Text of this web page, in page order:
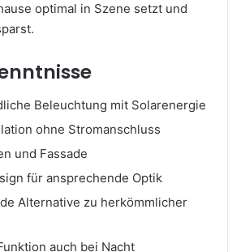
optimal in Szene setzt und
Beleuchtung mit Solarenergie
ohne Stromanschluss
und Fassade
für ansprechende Optik
Alternative zu herkömmlicher
auch bei Nacht